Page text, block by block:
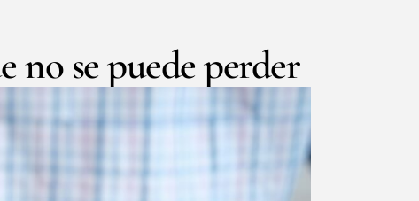
no se puede perder